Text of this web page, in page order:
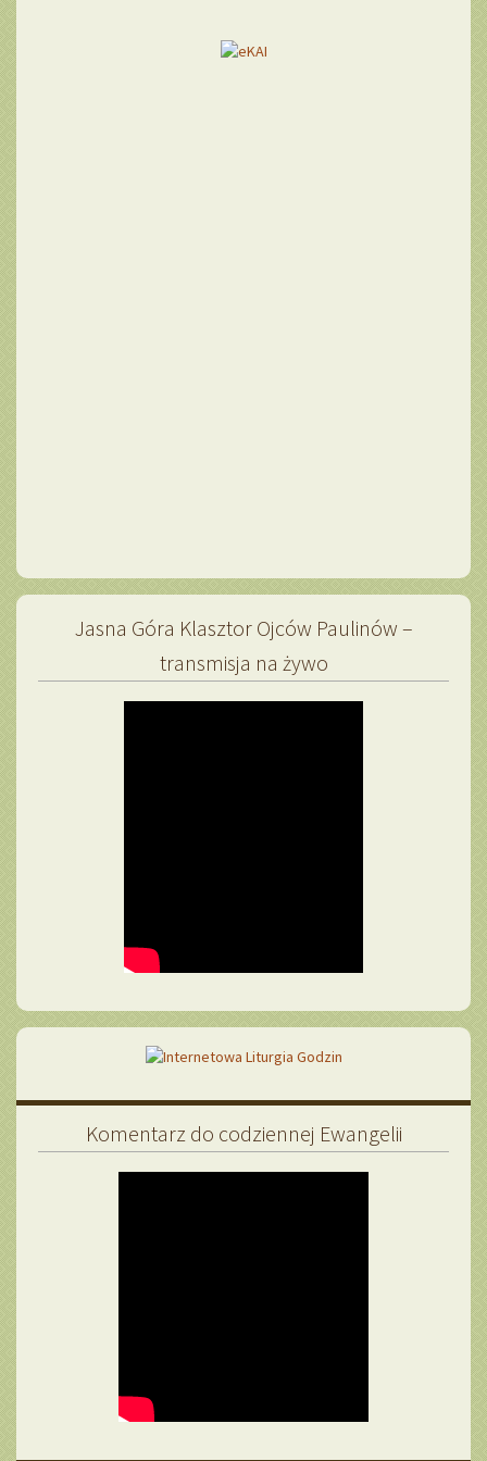
Jasna Góra Klasztor Ojców Paulinów –
transmisja na żywo
Komentarz do codziennej Ewangelii